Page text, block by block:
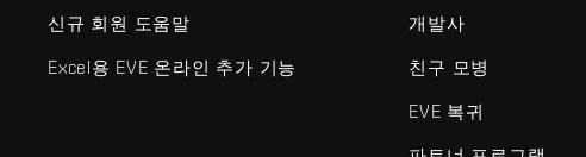
신규 회원 도움말
Excel용 EVE 온라인 추가 기능
개발사
친구 모병
EVE 복귀